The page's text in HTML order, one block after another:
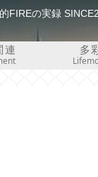
FIREの実録
連
多